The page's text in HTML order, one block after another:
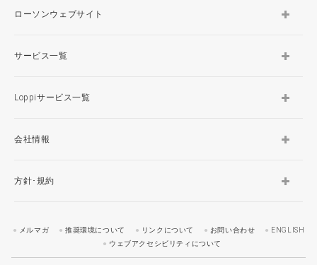
ローソンウェブサイト
サービス一覧
Loppiサービス一覧
会社情報
方針･規約
メルマガ 推奨環境について リンクについて お問い合わせ
ENGLISH
ウェブアクセシビリティについて